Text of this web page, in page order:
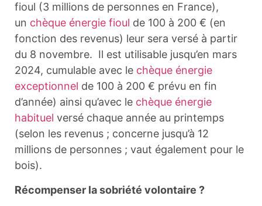
fioul (3 millions de personnes en France),
un chèque énergie fioul de 100 à 200 € (en
fonction des revenus) leur sera versé à partir
du 8 novembre. Il est utilisable jusqu’en mars
2024, cumulable avec le chèque énergie
exceptionnel de 100 à 200 € prévu en fin
d’année) ainsi qu’avec le chèque énergie
habituel versé chaque année au printemps
(selon les revenus ; concerne jusqu’à 12
millions de personnes ; vaut également pour le
bois).
Récompenser la sobriété volontaire ?